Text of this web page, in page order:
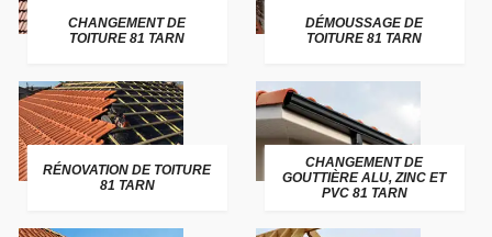
CHANGEMENT DE
TOITURE 81 TARN
DÉMOUSSAGE DE
TOITURE 81 TARN
RÉNOVATION DE TOITURE
81 TARN
CHANGEMENT DE
GOUTTIÈRE ALU, ZINC ET
PVC 81 TARN